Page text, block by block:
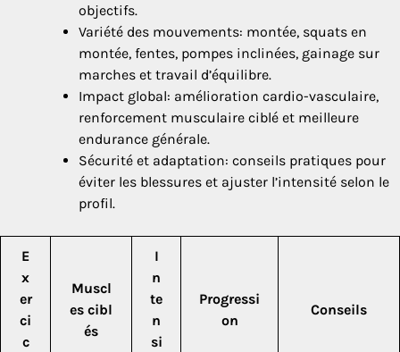
objectifs.
Variété des mouvements: montée, squats en
montée, fentes, pompes inclinées, gainage sur
marches et travail d’équilibre.
Impact global: amélioration cardio-vasculaire,
renforcement musculaire ciblé et meilleure
endurance générale.
Sécurité et adaptation: conseils pratiques pour
éviter les blessures et ajuster l’intensité selon le
profil.
E
x
er
ci
c
Muscl
es cibl
és
I
n
te
n
si
Progressi
on
Conseils